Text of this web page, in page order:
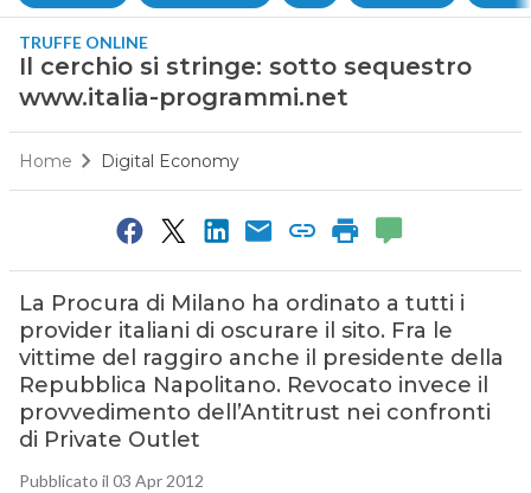
TRUFFE ONLINE
Il cerchio si stringe: sotto sequestro
www.italia-programmi.net
Home Digital Economy
La Procura di Milano ha ordinato a tutti i
provider italiani di oscurare il sito. Fra le
vittime del raggiro anche il presidente della
Repubblica Napolitano. Revocato invece il
provvedimento dell’Antitrust nei confronti
di Private Outlet
Pubblicato il 03 Apr 2012